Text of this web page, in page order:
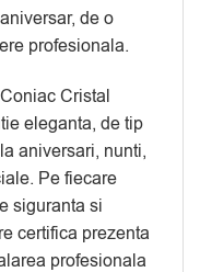
de o
profesionala.
Cristal
eleganta, de tip
aniversari, nunti,
Pe fiecare
siguranta si
certifica prezenta
profesionala